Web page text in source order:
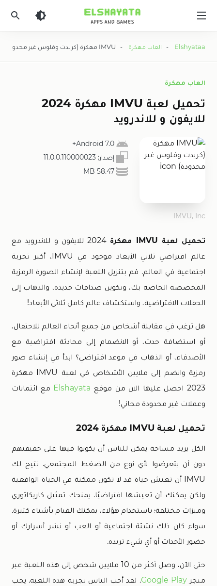
Elshyataa
- العاب مهكرة - IMVU مهكرة (كريدت وفلوس غير محدودة)
العاب مهكرة
تحميل لعبة IMVU مهكرة 2024
للايفون و للاندرويد
7.0 Android+
إصدار: 11.0.0.110000023
58.47 MB
IMVU, Inc
تحميل لعبة IMVU مهكرة
2024 للايفون و للاندرويد مع
عالم افتراضي ثلاثي الأبعاد موجود في IMVU، أكبر تجربة
اجتماعية في العالم. قم بتنزيل اللعبة لإنشاء الصورة الرمزية
المخصصة الخاصة بك، وتكوين صداقات جديدة، والذهاب إلى
الحفلات الافتراضية، واستكشاف عالم كامل ثلاثي الأبعاد!
هل ترغب في مقابلة أشخاص من جميع أنحاء العالم للاحتفال،
أو استضافة حدث، أو الانضمام إلى محادثة افتراضية مع
الأصدقاء، أو الذهاب في موعد افتراضي؟ ابدأ في إنشاء صور
رمزية وانضم إلى ملايين الأشخاص في لعبة IMVU مهكرة
2023 احصل عليها الان من موقع
Elshayata مع ائتمانات
وعملات غير محدودة مجاني!
تحميل لعبة IMVU مهكرة 2024
الكل يريد مساحة يمكن للناس أن يكونوا فيها على حقيقتهم
دون أن يتعرضوا لأي نوع من الضغط المجتمعي. تتيح لك
IMVU أن تعيش حياة قد لا تكون ممكنة في الحياة الواقعية
ولكن يمكنك أن تعيشها افتراضيًا. يمنحك تمثيل كاريكاتوري
وميزات مختلفة؛ باستخدام هؤلاء، يمكنك القيام بأشياء كثيرة.
سواء كان ذلك نشئة اجتماعية أو العب أو نشر أسرارك أو
حضور الأحداث أو أي شيء تريده.
حتى الآن، وصل أكثر من 10 ملايين شخص إلى هذه اللعبة عبر
متجرGoogle Play. لقد أحب الناس تجربة هذه اللعبة. يجب